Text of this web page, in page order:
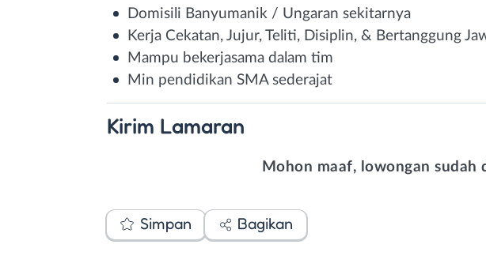
Domisili Banyumanik / Ungaran sekitarnya
Kerja Cekatan, Jujur, Teliti, Disiplin, & Bertanggung
Mampu bekerjasama dalam tim
Min pendidikan SMA sederajat
Kirim Lamaran
Mohon maaf, lowongan sudah
Simpan Bagikan